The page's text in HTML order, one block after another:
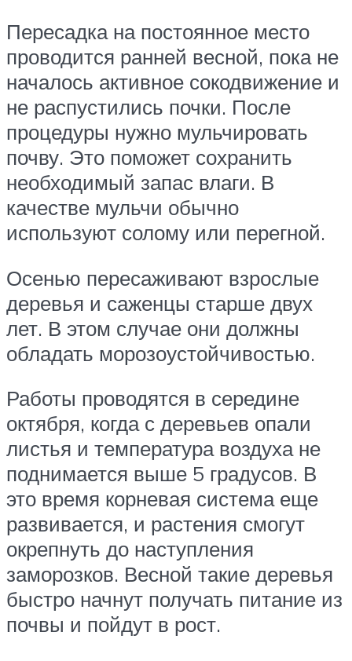
Пересадка на постоянное место
проводится ранней весной, пока не
началось активное сокодвижение и
не распустились почки. После
процедуры нужно мульчировать
почву. Это поможет сохранить
необходимый запас влаги. В
качестве мульчи обычно
используют солому или перегной.
Осенью пересаживают взрослые
деревья и саженцы старше двух
лет. В этом случае они должны
обладать морозоустойчивостью.
Работы проводятся в середине
октября, когда с деревьев опали
листья и температура воздуха не
поднимается выше 5 градусов. В
это время корневая система еще
развивается, и растения смогут
окрепнуть до наступления
заморозков. Весной такие деревья
быстро начнут получать питание из
почвы и пойдут в рост.